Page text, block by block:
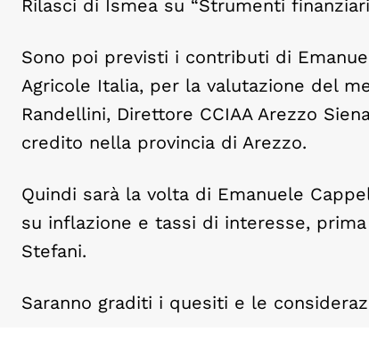
Rilasci di Ismea su “Strumenti
Sono poi previsti i contributi di
Agricole Italia, per la valutazione del
Randellini, Direttore CCIAA Arezzo
credito nella provincia di Arezzo.
Quindi sarà la volta di Emanuele
su inflazione e tassi di interesse,
Stefani.
Saranno graditi i quesiti e le